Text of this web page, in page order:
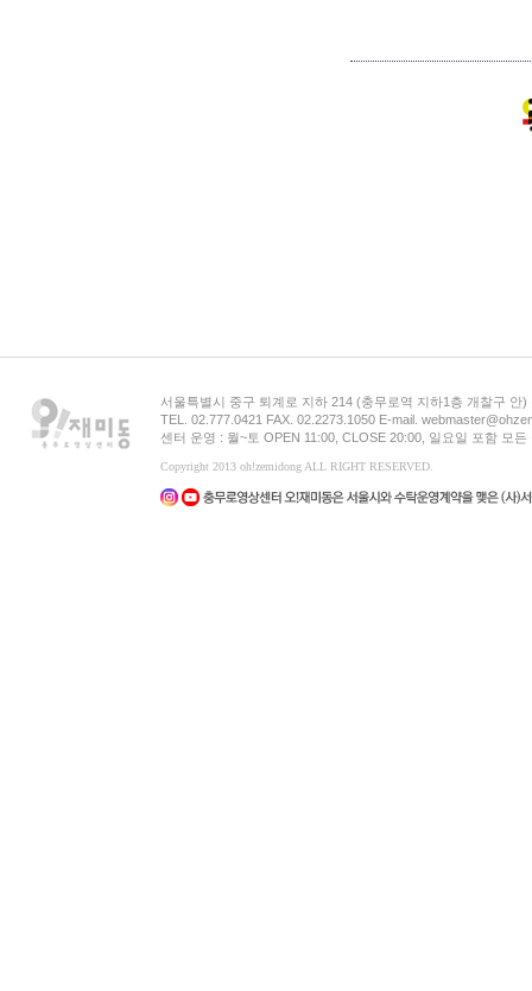
서울특별시 중구 퇴계로 지하 214 (충무로역 지하1층 개찰구 안
TEL. 02.777.0421 FAX. 02.2273.1050 E-mail.
센터 운영 : 월~토 OPEN 11:00, CLOSE 20:00, 일요일 포함 모
Copyright 2013 oh!zemidong ALL RIGHT RESERVED.